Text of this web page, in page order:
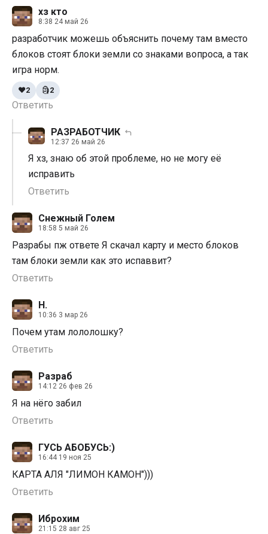
хз кто
8:38 24 май 26
разработчик можешь объяснить почему там вместо
блоков стоят блоки земли со знаками вопроса, а так
игра норм.
Ответить
❤️2 🗿2
РАЗРАБОТЧИК
12:37 26 май 26
Я хз, знаю об этой проблеме, но не могу её
исправить
Ответить
Снежный Голем
18:58 5 май 26
Разрабы пж ответе Я скачал карту и место блоков
там блоки земли как это испаввит?
Ответить
Н.
10:36 3 мар 26
Почем утам лололошку?
Ответить
Разраб
14:12 26 фев 26
Я на нëго забил
Ответить
ГУСЬ АБОБУСЬ:)
16:44 19 ноя 25
КАРТА АЛЯ "ЛИМОН КАМОН")))
Ответить
Иброхим
21:15 28 авг 25